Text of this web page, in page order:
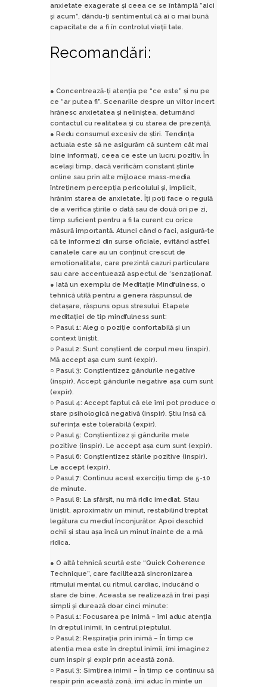
anxietate exagerate și ceea ce se întâmplă “aici
și acum”, dându-ți sentimentul că ai o mai bună
capacitate de a fi în controlul vieții tale.
Recomandări:
● Concentrează-ți atenția pe “ce este” și nu pe
ce “ar putea fi”. Scenariile despre un viitor incert
hrănesc anxietatea și neliniștea, deturnând
contactul cu realitatea și cu starea de prezență.
● Redu consumul excesiv de știri. Tendința
actuala este să ne asigurăm că suntem cât mai
bine informați, ceea ce este un lucru pozitiv. În
același timp, dacă verificăm constant știrile
online sau prin alte mijloace mass-media
întreținem percepția pericolului și, implicit,
hrănim starea de anxietate. Îți poți face o regulă
de a verifica știrile o dată sau de două ori pe zi,
timp suficient pentru a fi la curent cu orice
măsură importantă. Atunci când o faci, asigură-te
că te informezi din surse oficiale, evitând astfel
canalele care au un conținut crescut de
emotionalitate, care prezintă cazuri particulare
sau care accentuează aspectul de ‘senzațional’.
● Iată un exemplu de Meditație Mindfulness, o
tehnică utilă pentru a genera răspunsul de
detașare, răspuns opus stresului. Etapele
meditaţiei de tip mindfulness sunt:
○ Pasul 1: Aleg o poziție confortabilă și un
context liniștit.
○ Pasul 2: Sunt conştient de corpul meu (inspir).
Mă accept așa cum sunt (expir).
○ Pasul 3: Conştientizez gândurile negative
(inspir). Accept gândurile negative așa cum sunt
(expir).
○ Pasul 4: Accept faptul că ele îmi pot produce o
stare psihologică negativă (inspir). Ştiu însă că
suferinţa este tolerabilă (expir).
○ Pasul 5: Conştientizez şi gândurile mele
pozitive (inspir). Le accept așa cum sunt (expir).
○ Pasul 6: Conştientizez stările pozitive (inspir).
Le accept (expir).
○ Pasul 7: Continuu acest exerciţiu timp de 5-10
de minute.
○ Pasul 8: La sfârşit, nu mă ridic imediat. Stau
liniştit, aproximativ un minut, restabilind treptat
legătura cu mediul înconjurător. Apoi deschid
ochii şi stau aşa încă un minut înainte de a mă
ridica.
● O altă tehnică scurtă este “Quick Coherence
Technique”, care facilitează sincronizarea
ritmului mental cu ritmul cardiac, inducând o
stare de bine. Aceasta se realizează în trei pași
simpli și durează doar cinci minute:
○ Pasul 1: Focusarea pe inimă – îmi aduc atenția
în dreptul inimii, în centrul pieptului.
○ Pasul 2: Respirația prin inimă – În timp ce
atenția mea este în dreptul inimii, îmi imaginez
cum inspir și expir prin această zonă.
○ Pasul 3: Simțirea inimii – În timp ce continuu să
respir prin această zonă, îmi aduc în minte un